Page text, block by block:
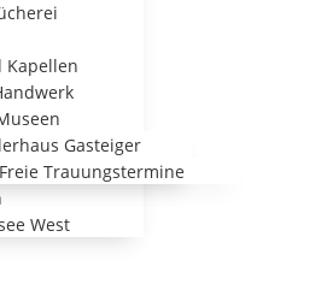
Kapellen
Gasteiger
Freie Trauungstermine
West